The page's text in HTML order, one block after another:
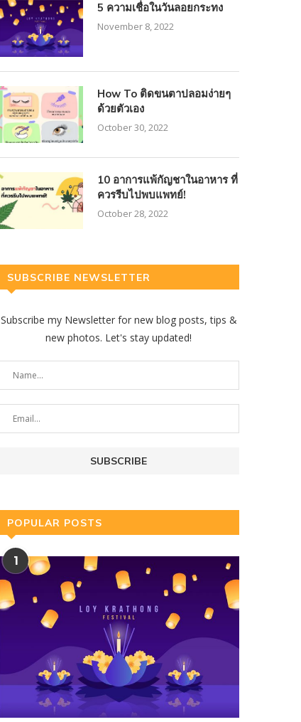
5 ความเชื่อในวันลอยกระทง
November 8, 2022
How To ติดขนตาปลอมง่ายๆ
ด้วยตัวเอง
October 30, 2022
10 อาการแพ้กัญชาในอาหาร ที่
ควรรีบไปพบแพทย์!
October 28, 2022
SUBSCRIBE NEWSLETTER
Subscribe my Newsletter for new blog posts, tips &
new photos. Let's stay updated!
POPULAR POSTS
1